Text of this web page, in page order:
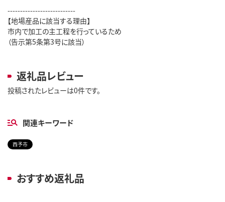
---------------------------
【地場産品に該当する理由】
市内で加工の主工程を行っているため
（告示第5条第3号に該当）
返礼品レビュー
投稿されたレビューは0件です。
関連キーワード
西予市
おすすめ返礼品